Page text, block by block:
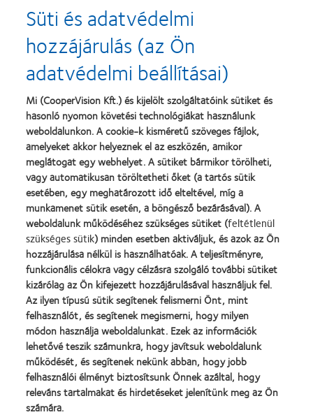
Termékparaméterek
Alapanyag/víztartalom
omafilcon A / 60%
Kihordási idő
Naponta cserélendő
Oxigén-áteresztő képesség
28 Dk/t (–3.00 D-nál)
Kiszerelés
30 db / doboz
Bázisgörbület
8,7
Átmérő
14,2
Dioptriatartomány
+6,00D - -10.00D
(0,50D lépésköz -6,00D felett)
Addíció
Egyetlen lencseprofil, akár
Viselési előírás
Napi kihordás
Süti és adatvédelmi
hozzájárulás (az Ön
adatvédelmi beállításai)
Mi (CooperVision Kft.) és kijelölt szolgáltatóink sütiket és
hasonló nyomon követési technológiákat használunk
weboldalunkon. A cookie-k kisméretű szöveges fájlok,
amelyeket akkor helyeznek el az eszközén, amikor
meglátogat egy webhelyet. A sütiket bármikor törölheti,
vagy automatikusan töröltetheti őket (a tartós sütik
esetében, egy meghatározott idő elteltével, míg a
munkamenet sütik esetén, a böngésző bezárásával). A
weboldalunk működéséhez szükséges sütiket (feltétlenül
szükséges sütik) minden esetben aktiváljuk, és azok az Ön
hozzájárulása nélkül is használhatóak. A teljesítményre,
funkcionális célokra vagy célzásra szolgáló további sütiket
kizárólag az Ön kifejezett hozzájárulásával használjuk fel.
Az ilyen típusú sütik segítenek felismerni Önt, mint
felhasználót, és segítenek megismerni, hogy milyen
módon használja weboldalunkat. Ezek az információk
lehetővé teszik számunkra, hogy javítsuk weboldalunk
működését, és segítenek nekünk abban, hogy jobb
felhasználói élményt biztosítsunk Önnek azáltal, hogy
releváns tartalmakat és hirdetéseket jelenítünk meg az Ön
számára.